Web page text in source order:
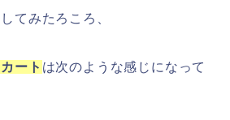
てみたろころ、
ート は次のような感じになって